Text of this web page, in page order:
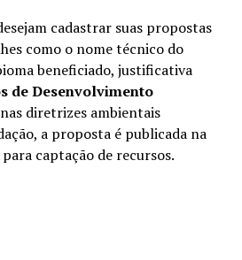
cadastrar suas propostas
como o nome técnico do
beneficiado, justificativa
de Desenvolvimento
diretrizes ambientais
a proposta é publicada na
captação de recursos.